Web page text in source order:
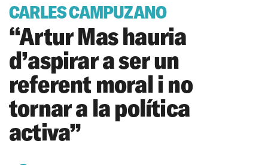
CARLES CAMPUZANO
“Artur Mas hauria
d’aspirar a ser un
referent moral i no
tornar a la política
activa”